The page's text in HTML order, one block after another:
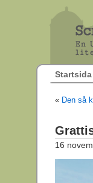
Startsida
« Den så
16